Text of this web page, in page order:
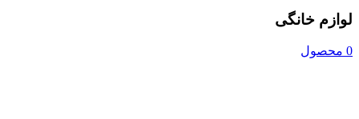
لوازم خانگی
0 محصول